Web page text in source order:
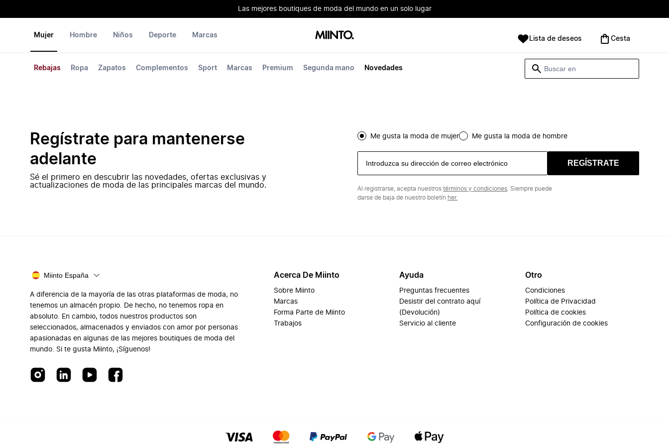
Las mejores boutiques de moda del mundo en un solo lugar
Mujer
Rebajas Ropa Zapatos Complementos Sport Marcas Premium Segunda mano Novedades
Hombre Niños Deporte Marcas Lista de deseos Cesta
Regístrate para mantenerse
adelante
Sé el primero en descubrir las novedades, ofertas exclusivas y
actualizaciones de moda de las principales marcas del mundo.
Me gusta la moda de mujer Me gusta la moda de hombre
REGÍSTRATE
Al registrarse, acepta nuestros términos y condiciones . Siempre puede
darse de baja de nuestro boletín her.
Miinto España
A diferencia de la mayoría de las otras plataformas de moda, no
tenemos un almacén propio. De hecho, no tenemos ropa en
absoluto. En cambio, todos nuestros productos son
seleccionados, almacenados y enviados con amor por personas
apasionadas en algunas de las mejores boutiques de moda del
mundo. Si te gusta Miinto, ¡Síguenos!
Acerca De Miinto
Sobre Miinto
Marcas
Forma Parte de Miinto
Trabajos
Ayuda
Preguntas frecuentes
Desistir del contrato aquí
(Devolución)
Servicio al cliente
Otro
Condiciones
Política de Privacidad
Política de cookies
Configuración de cookies